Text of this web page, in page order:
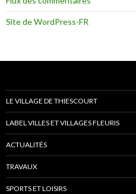
Site de WordPress-FR
LE VILLAGE DE THIESCOURT
LABEL VILLES ET VILLAGES FLEURIS
ACTUALITÉS
TRAVAUX
SPORTS ET LOISIRS